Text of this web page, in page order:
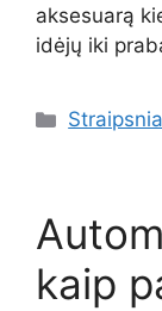
aksesuarą
idėjų iki
kaip